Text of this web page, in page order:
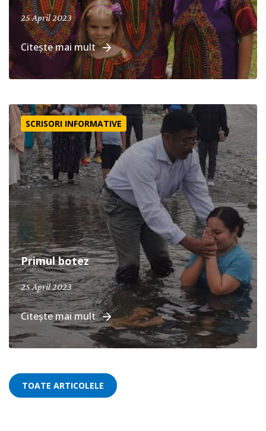
25 April 2023
Citește mai mult
Primul botez
Primul botez
SCRISORI INFORMATIVE
25 April 2023
Citește mai mult
TOATE ARTICOLELE